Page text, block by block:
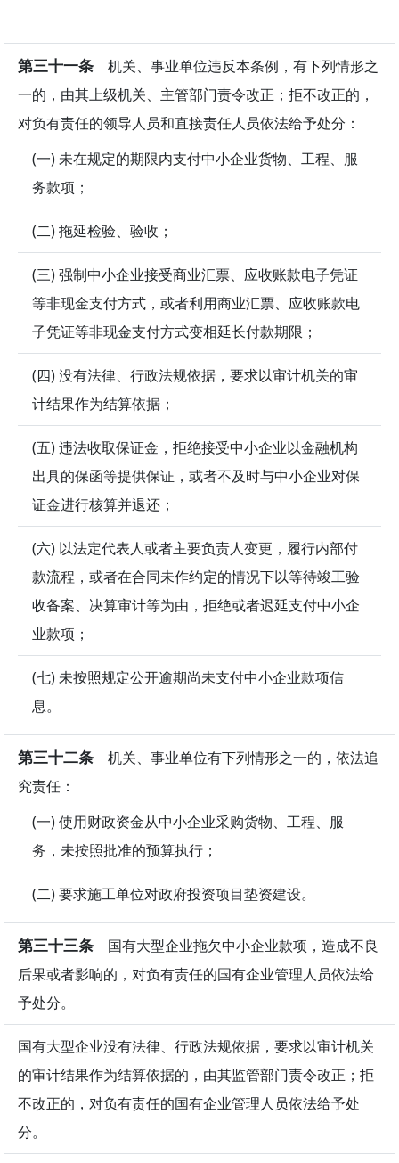
第三十一条 机关、事业单位违反本条例，有下列情形之
一的，由其上级机关、主管部门责令改正；拒不改正的，
对负有责任的领导人员和直接责任人员依法给予处分：
(一) 未在规定的期限内支付中小企业货物、工程、服
务款项；
(二) 拖延检验、验收；
(三) 强制中小企业接受商业汇票、应收账款电子凭证
等非现金支付方式，或者利用商业汇票、应收账款电
子凭证等非现金支付方式变相延长付款期限；
(四) 没有法律、行政法规依据，要求以审计机关的审
计结果作为结算依据；
(五) 违法收取保证金，拒绝接受中小企业以金融机构
出具的保函等提供保证，或者不及时与中小企业对保
证金进行核算并退还；
(六) 以法定代表人或者主要负责人变更，履行内部付
款流程，或者在合同未作约定的情况下以等待竣工验
收备案、决算审计等为由，拒绝或者迟延支付中小企
业款项；
(七) 未按照规定公开逾期尚未支付中小企业款项信
息。
第三十二条 机关、事业单位有下列情形之一的，依法追
究责任：
(一) 使用财政资金从中小企业采购货物、工程、服
务，未按照批准的预算执行；
(二) 要求施工单位对政府投资项目垫资建设。
第三十三条 国有大型企业拖欠中小企业款项，造成不良
后果或者影响的，对负有责任的国有企业管理人员依法给
予处分。
国有大型企业没有法律、行政法规依据，要求以审计机关
的审计结果作为结算依据的，由其监管部门责令改正；拒
不改正的，对负有责任的国有企业管理人员依法给予处
分。